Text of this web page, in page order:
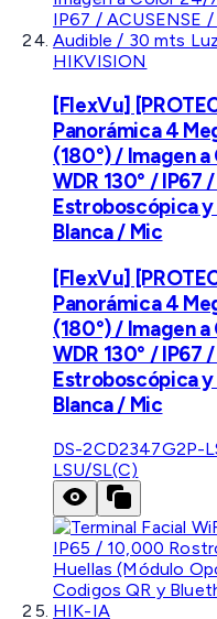
HIKVISION
[FlexVu]
Panorámica 4
(180°) / Imagen
WDR 130° / IP67
Estroboscópica
Blanca / Mic
[FlexVu]
Panorámica 4
(180°) / Imagen
WDR 130° / IP67
Estroboscópica
Blanca / Mic
DS-2CD2347G2P-
LSU/SL(C)